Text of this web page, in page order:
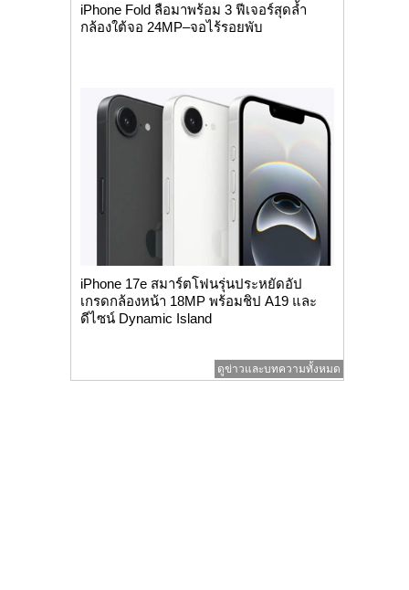
iPhone Fold ลือมาพร้อม 3 ฟีเจอร์สุดล้ำ
กล้องใต้จอ 24MP–จอไร้รอยพับ
iPhone 17e สมาร์ตโฟนรุ่นประหยัดอัป
เกรดกล้องหน้า 18MP พร้อมชิป A19 และ
ดีไซน์ Dynamic Island
ดูข่าวและบทความทั้งหมด